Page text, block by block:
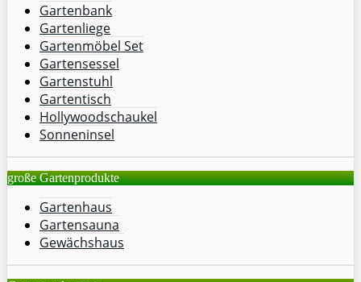
Gartenbank
Gartenliege
Gartenmöbel Set
Gartensessel
Gartenstuhl
Gartentisch
Hollywoodschaukel
Sonneninsel
große Gartenprodukte
Gartenhaus
Gartensauna
Gewächshaus